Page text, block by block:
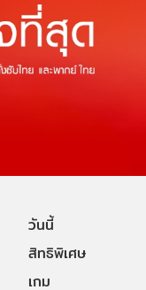
วันนี้
สิทธิพิเศษ
เกม